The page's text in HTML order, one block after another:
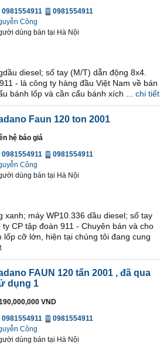
0981554911
0981554911
Công
dùng bán tại Hà Nội
diesel; số tay (M/T) dẫn động 8x4.
- là công ty hàng đầu Việt Nam về bán
bánh lốp và cần cẩu bánh xích ...
chi tiết
Faun 120 ton 2001
hệ báo giá
0981554911
0981554911
Công
dùng bán tại Hà Nội
xanh; máy WP10.336 dầu diesel; số tay
CP tập đoàn 911 - Chuyên bán và cho
lốp cỡ lớn, hiện tại chúng tôi đang cung
FAUN 120 tấn 2001 , đã qua
dụng 1
VND
0981554911
0981554911
Công
dùng bán tại Hà Nội